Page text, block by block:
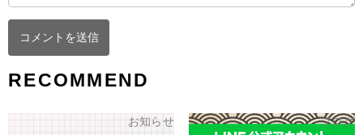
RECOMMEND
お知らせ ブログ